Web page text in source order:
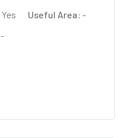
Yes Useful Area: -
-